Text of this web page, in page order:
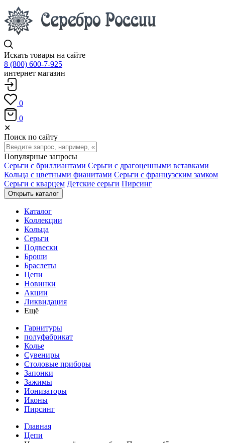
Искать товары на сайте
8 (800) 600-7-925
интернет магазин
0
0
✕
Поиск по сайту
Популярные запросы
Серьги с бриллиантами Серьги с драгоценными вставками
Кольца с цветными фианитами Серьги с французским замком
Серьги с кварцем Детские серьги Пирсинг
Открыть каталог
Каталог
Коллекции
Кольца
Серьги
Подвески
Броши
Браслеты
Цепи
Новинки
Акции
Ликвидация
Ещё
Гарнитуры
полуфабрикат
Колье
Сувениры
Столовые приборы
Запонки
Зажимы
Ионизаторы
Иконы
Пирсинг
Главная
Цепи